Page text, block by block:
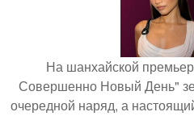
На шанхайской
Совершенно Новый День"
очередной наряд, а